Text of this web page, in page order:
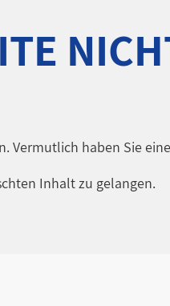
Vermutlich haben Sie
Inhalt zu gelangen.